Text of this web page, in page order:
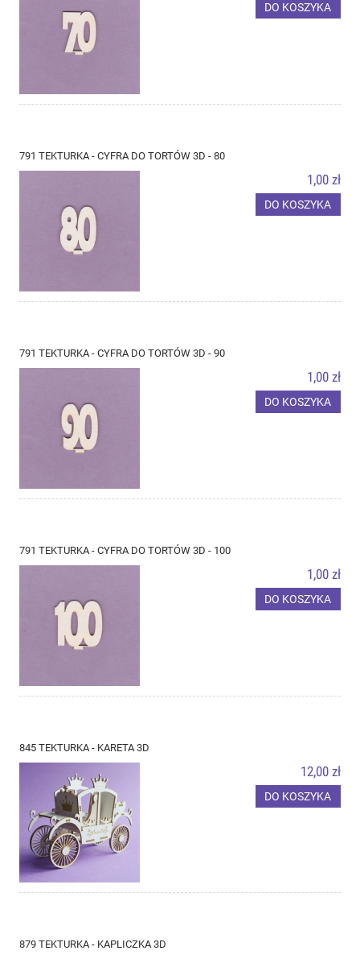
DO KOSZYKA
791 TEKTURKA - CYFRA DO TORTÓW 3D - 80
1,00 zł
DO KOSZYKA
791 TEKTURKA - CYFRA DO TORTÓW 3D - 90
1,00 zł
DO KOSZYKA
791 TEKTURKA - CYFRA DO TORTÓW 3D - 100
1,00 zł
DO KOSZYKA
845 TEKTURKA - KARETA 3D
12,00 zł
DO KOSZYKA
879 TEKTURKA - KAPLICZKA 3D